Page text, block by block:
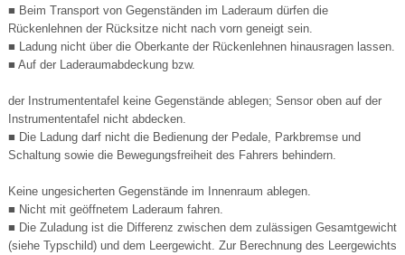
■ Beim Transport von Gegenständen im Laderaum dürfen die
Rückenlehnen der Rücksitze nicht nach vorn geneigt sein.
■ Ladung nicht über die Oberkante der Rückenlehnen hinausragen lassen.
■ Auf der Laderaumabdeckung bzw.
der Instrumententafel keine Gegenstände ablegen; Sensor oben auf der
Instrumententafel nicht abdecken.
■ Die Ladung darf nicht die Bedienung der Pedale, Parkbremse und
Schaltung sowie die Bewegungsfreiheit des Fahrers behindern.
Keine ungesicherten Gegenstände im Innenraum ablegen.
■ Nicht mit geöffnetem Laderaum fahren.
■ Die Zuladung ist die Differenz zwischen dem zulässigen Gesamtgewicht
(siehe Typschild) und dem Leergewicht. Zur Berechnung des Leergewichts